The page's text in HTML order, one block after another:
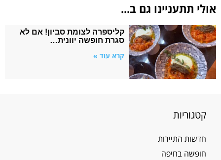
אולי תתעניינו גם ב...
קליספרה לצומת סביון! אם לא
סגרת חופשה יוונית…
קרא עוד »
קטגוריות
חדשות התיירות
חופשה בחיפה